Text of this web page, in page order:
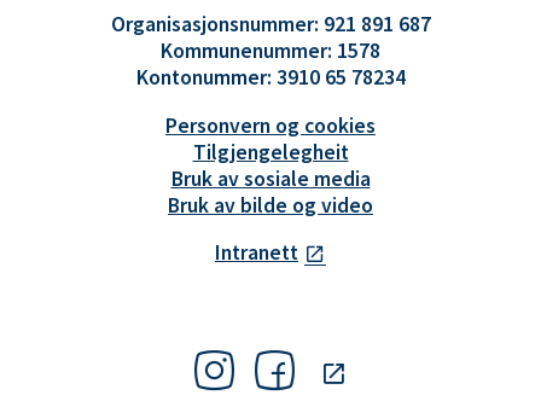
Organisasjonsnummer: 921 891 687
Kommunenummer: 1578
Kontonummer: 3910 65 78234
Personvern og cookies
Tilgjengelegheit
Bruk av sosiale media
Bruk av bilde og video
Intranett